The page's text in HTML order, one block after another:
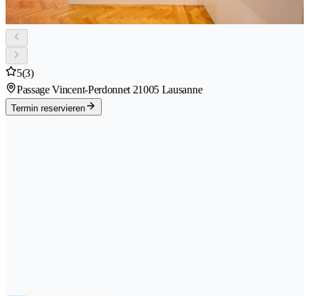
5(3)
Passage Vincent-Perdonnet 21005 Lausanne
Termin reservieren